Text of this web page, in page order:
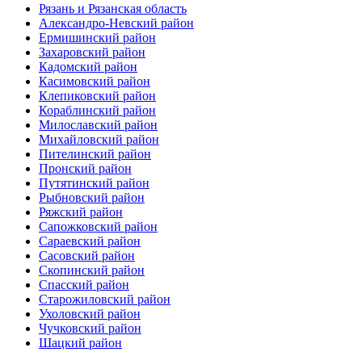
Рязань и Рязанская область
Александро-Невский район
Ермишинский район
Захаровский район
Кадомский район
Касимовский район
Клепиковский район
Кораблинский район
Милославский район
Михайловский район
Пителинский район
Пронский район
Путятинский район
Рыбновский район
Ряжский район
Сапожковский район
Сараевский район
Сасовский район
Скопинский район
Спасский район
Старожиловский район
Ухоловский район
Чучковский район
Шацкий район